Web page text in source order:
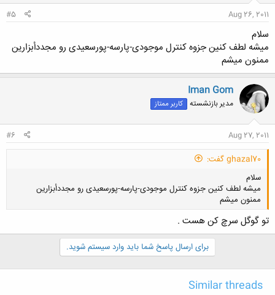
Aug 26, 2011
#5
سلام
میشه لطف کنین جزوه کنترل موجودی-پارسه-پورسعیدی رو مجددأبزارین
ممنون میشم
Iman Gom
مدیر بازنشسته کاربر ممتاز
Aug 27, 2011
#6
ghazal70 گفت:
سلام
میشه لطف کنین جزوه کنترل موجودی-پارسه-پورسعیدی رو مجددأبزارین
ممنون میشم
کلیک کنید تا باز شود...
تو گوگل سرچ کن هست .
برای ارسال پاسخ شما باید وارد سیستم شوید.
Similar threads